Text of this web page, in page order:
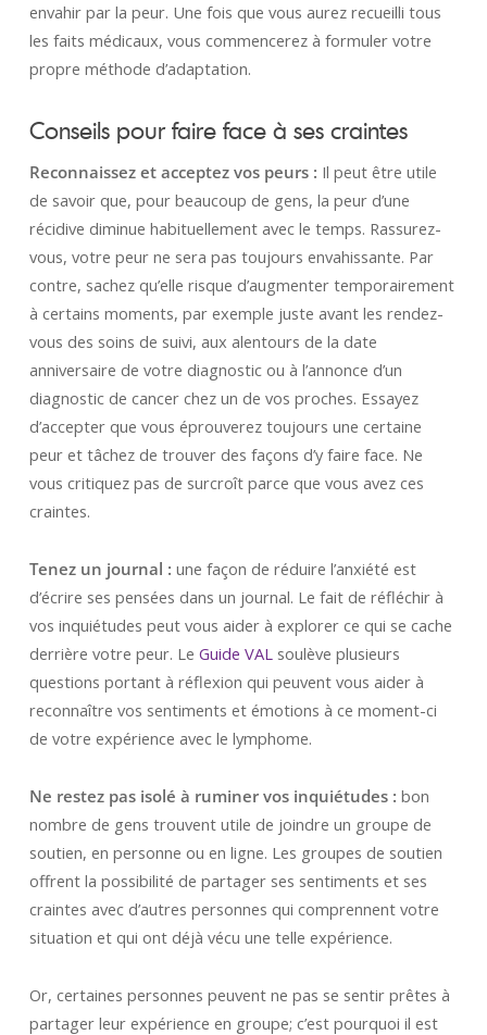
envahir par la peur. Une fois que vous aurez recueilli tous
les faits médicaux, vous commencerez à formuler votre
propre méthode d’adaptation.
Conseils pour faire face à ses craintes
Reconnaissez et acceptez vos peurs : Il peut être utile
de savoir que, pour beaucoup de gens, la peur d’une
récidive diminue habituellement avec le temps. Rassurez-
vous, votre peur ne sera pas toujours envahissante. Par
contre, sachez qu’elle risque d’augmenter temporairement
à certains moments, par exemple juste avant les rendez-
vous des soins de suivi, aux alentours de la date
anniversaire de votre diagnostic ou à l’annonce d’un
diagnostic de cancer chez un de vos proches. Essayez
d’accepter que vous éprouverez toujours une certaine
peur et tâchez de trouver des façons d’y faire face. Ne
vous critiquez pas de surcroît parce que vous avez ces
craintes.
Tenez un journal : une façon de réduire l’anxiété est
d’écrire ses pensées dans un journal. Le fait de réfléchir à
vos inquiétudes peut vous aider à explorer ce qui se cache
derrière votre peur. Le Guide VALsoulève plusieurs
questions portant à réflexion qui peuvent vous aider à
reconnaître vos sentiments et émotions à ce moment-ci
de votre expérience avec le lymphome.
Ne restez pas isolé à ruminer vos inquiétudes : bon
nombre de gens trouvent utile de joindre un groupe de
soutien, en personne ou en ligne. Les groupes de soutien
offrent la possibilité de partager ses sentiments et ses
craintes avec d’autres personnes qui comprennent votre
situation et qui ont déjà vécu une telle expérience.
Or, certaines personnes peuvent ne pas se sentir prêtes à
partager leur expérience en groupe; c’est pourquoi il est